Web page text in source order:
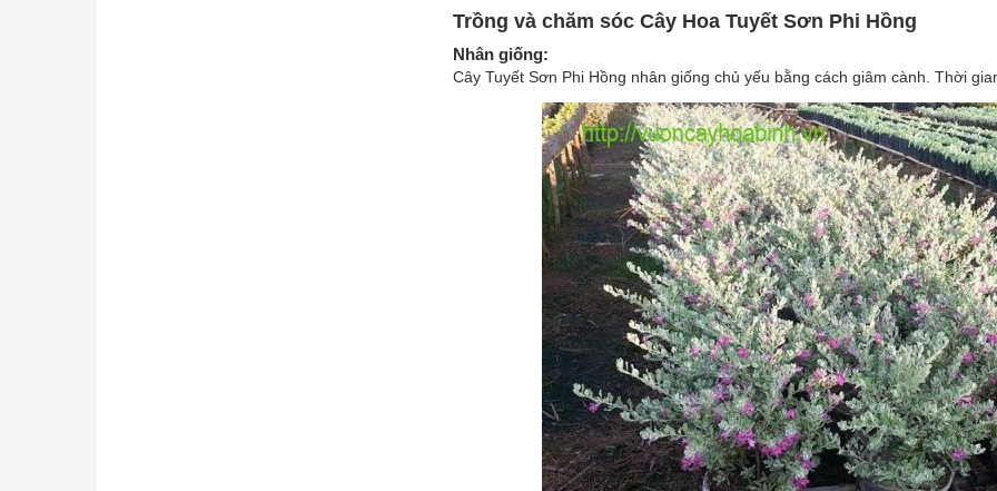
Trồng và chăm sóc Cây Hoa Tuyết Sơn Phi Hồng
Nhân giống:
Cây Tuyết Sơn Phi Hồng nhân giống chủ yếu bằng cách giâm cành. Thời